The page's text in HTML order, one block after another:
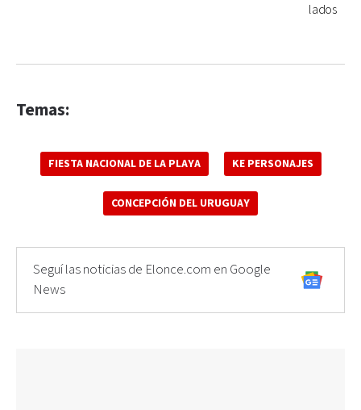
lados
Temas:
FIESTA NACIONAL DE LA PLAYA KE PERSONAJES
CONCEPCIÓN DEL URUGUAY
Seguí las noticias de Elonce.com en Google
News